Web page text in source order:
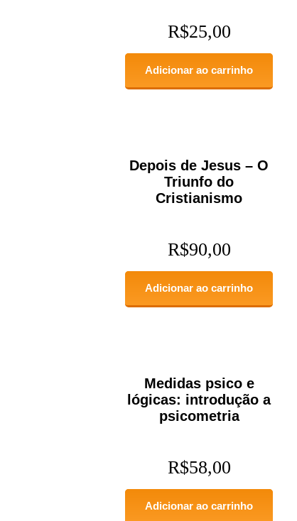
R$25,00
Adicionar ao carrinho
Depois de Jesus – O
Triunfo do
Cristianismo
R$90,00
Adicionar ao carrinho
Medidas psico e
lógicas: introdução a
psicometria
R$58,00
Adicionar ao carrinho